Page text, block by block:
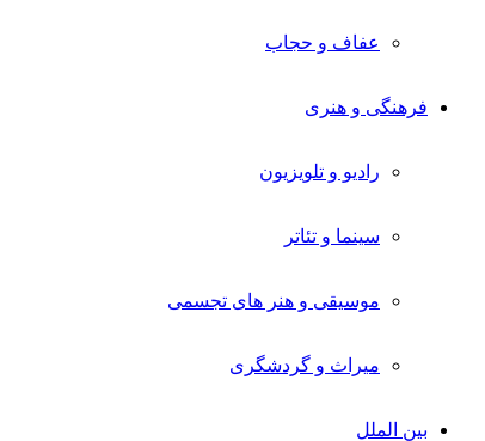
عفاف و حجاب
فرهنگی و هنری
رادیو و تلویزیون
سینما و تئاتر
موسیقی و هنر های تجسمی
میراث و گردشگری
بین الملل